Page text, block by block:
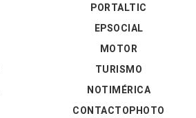
PORTALTIC
EPSOCIAL
MOTOR
TURISMO
NOTIMÉRICA
CONTACTOPHOTO